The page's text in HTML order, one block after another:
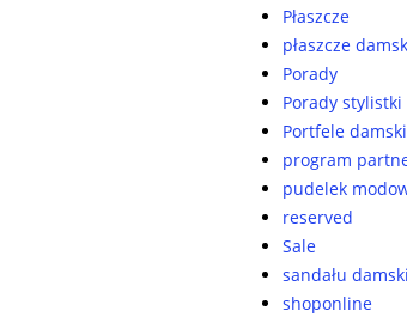
Płaszcze
płaszcze
Porady
Porady stylistki
Portfele
program
pudelek
reserved
Sale
sandału
shoponline